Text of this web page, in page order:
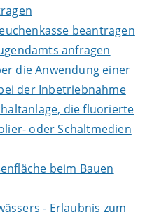
beantragen
anfragen
die Anwendung einer
der Inbetriebnahme
die fluorierte
oder Schaltmedien
beim Bauen
- Erlaubnis zum